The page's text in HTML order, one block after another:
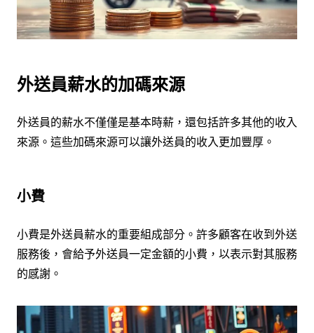
外送員薪水的加碼來源
外送員的薪水不僅僅是基本時薪，還包括許多其他的收入
來源。這些加碼來源可以讓外送員的收入更加豐厚。
小費
小費是外送員薪水的重要組成部分。許多顧客在收到外送
服務後，會給予外送員一定金額的小費，以表示對其服務
的感謝。